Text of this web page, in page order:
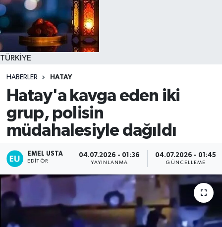
TÜRKİYE
HABERLER HATAY
Hatay'a kavga eden iki
grup, polisin
müdahalesiyle dağıldı
EMEL USTA
EDITÖR
04.07.2026 - 01:36
YAYINLANMA
04.07.2026 - 01:45
GÜNCELLEME